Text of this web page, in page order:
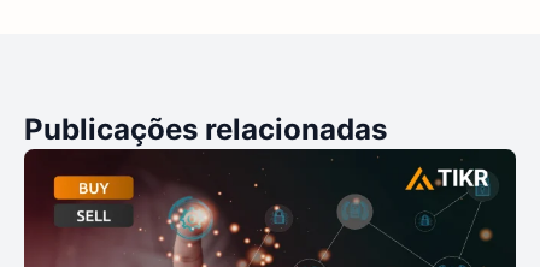
Publicações relacionadas